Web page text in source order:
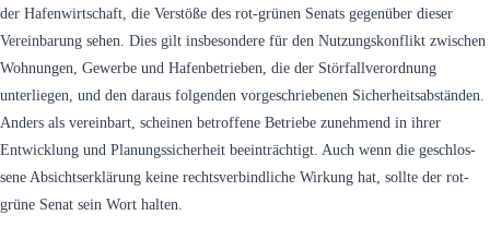
der Hafenwirtschaft, die Verstöße des rot-grünen Senats gegenüber dieser
Vereinbarung sehen. Dies gilt insbesondere für den Nutzungskonflikt zwischen
Wohnungen, Gewerbe und Hafenbetrieben, die der Störfallverordnung
unterliegen, und den daraus folgenden vorgeschriebenen Sicherheitsabständen.
Anders als vereinbart, scheinen betroffene Betriebe zunehmend in ihrer
Entwicklung und Planungssicherheit beeinträchtigt. Auch wenn die geschlos-
sene Absichtserklärung keine rechtsverbindliche Wirkung hat, sollte der rot-
grüne Senat sein Wort halten.